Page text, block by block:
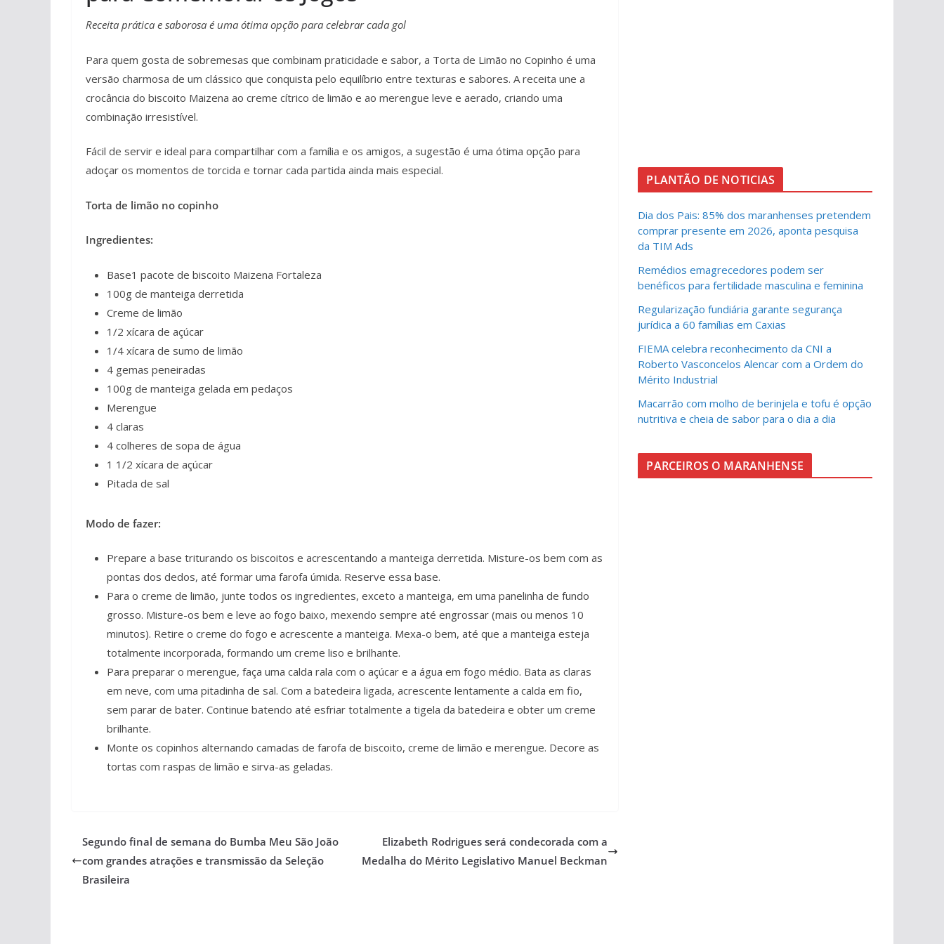
Receita prática e saborosa é uma ótima opção para celebrar cada gol
Para quem gosta de sobremesas que combinam praticidade e sabor, a Torta de Limão no Copinho é uma
versão charmosa de um clássico que conquista pelo equilíbrio entre texturas e sabores. A receita une a
crocância do biscoito Maizena ao creme cítrico de limão e ao merengue leve e aerado, criando uma
combinação irresistível.
Fácil de servir e ideal para compartilhar com a família e os amigos, a sugestão é uma ótima opção para
adoçar os momentos de torcida e tornar cada partida ainda mais especial.
Torta de limão no copinho
Ingredientes:
Base1 pacote de biscoito Maizena Fortaleza
100g de manteiga derretida
Creme de limão
1/2 xícara de açúcar
1/4 xícara de sumo de limão
4 gemas peneiradas
100g de manteiga gelada em pedaços
Merengue
4 claras
4 colheres de sopa de água
1 1/2 xícara de açúcar
Pitada de sal
Modo de fazer:
Prepare a base triturando os biscoitos e acrescentando a manteiga derretida. Misture-os bem com as
pontas dos dedos, até formar uma farofa úmida. Reserve essa base.
Para o creme de limão, junte todos os ingredientes, exceto a manteiga, em uma panelinha de fundo
grosso. Misture-os bem e leve ao fogo baixo, mexendo sempre até engrossar (mais ou menos 10
minutos). Retire o creme do fogo e acrescente a manteiga. Mexa-o bem, até que a manteiga esteja
totalmente incorporada, formando um creme liso e brilhante.
Para preparar o merengue, faça uma calda rala com o açúcar e a água em fogo médio. Bata as claras
em neve, com uma pitadinha de sal. Com a batedeira ligada, acrescente lentamente a calda em fio,
sem parar de bater. Continue batendo até esfriar totalmente a tigela da batedeira e obter um creme
brilhante.
Monte os copinhos alternando camadas de farofa de biscoito, creme de limão e merengue. Decore as
tortas com raspas de limão e sirva-as geladas.
Segundo final de semana do Bumba Meu São João
com grandes atrações e transmissão da Seleção
Brasileira
Elizabeth Rodrigues será condecorada com a
Medalha do Mérito Legislativo Manuel Beckman
PLANTÃO DE NOTICIAS
Dia dos Pais: 85% dos maranhenses pretendem
comprar presente em 2026, aponta pesquisa
da TIM Ads
Remédios emagrecedores podem ser
benéficos para fertilidade masculina e feminina
Regularização fundiária garante segurança
jurídica a 60 famílias em Caxias
FIEMA celebra reconhecimento da CNI a
Roberto Vasconcelos Alencar com a Ordem do
Mérito Industrial
Macarrão com molho de berinjela e tofu é opção
nutritiva e cheia de sabor para o dia a dia
PARCEIROS O MARANHENSE